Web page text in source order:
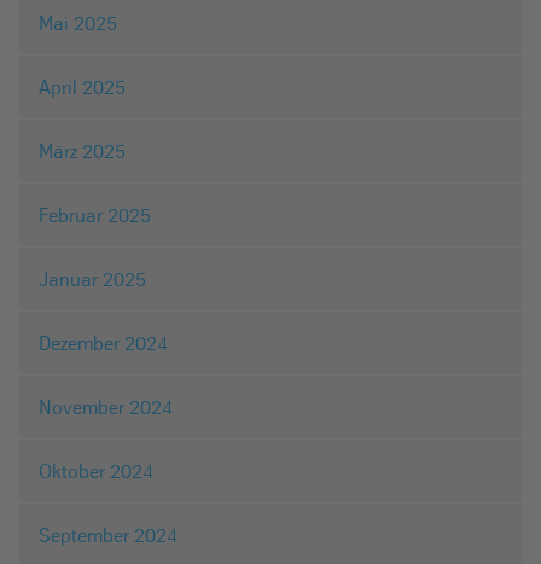
Mai 2025
April 2025
März 2025
Februar 2025
Januar 2025
Dezember 2024
November 2024
Oktober 2024
September 2024